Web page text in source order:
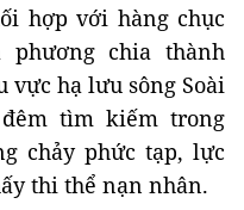
hợp với hàng chục
chia thành
hạ lưu sông Soài
tìm kiếm trong
chảy phức tạp, lực
thi thể nạn nhân.